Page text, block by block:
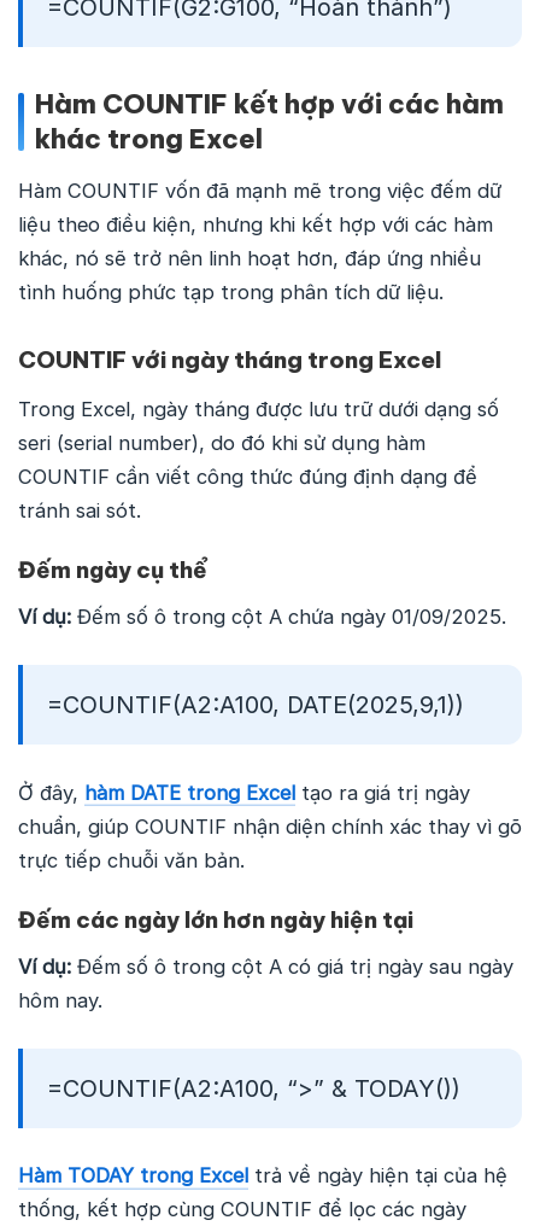
=COUNTIF(G2:G100, “Hoàn thành”)
Hàm COUNTIF kết hợp với các hàm
khác trong Excel
Hàm COUNTIF vốn đã mạnh mẽ trong việc đếm dữ
liệu theo điều kiện, nhưng khi kết hợp với các hàm
khác, nó sẽ trở nên linh hoạt hơn, đáp ứng nhiều
tình huống phức tạp trong phân tích dữ liệu.
COUNTIF với ngày tháng trong Excel
Trong Excel, ngày tháng được lưu trữ dưới dạng số
seri (serial number), do đó khi sử dụng hàm
COUNTIF cần viết công thức đúng định dạng để
tránh sai sót.
Đếm ngày cụ thể
Ví dụ: Đếm số ô trong cột A chứa ngày 01/09/2025.
=COUNTIF(A2:A100, DATE(2025,9,1))
Ở đây, hàm DATE trong Excel tạo ra giá trị ngày
chuẩn, giúp COUNTIF nhận diện chính xác thay vì gõ
trực tiếp chuỗi văn bản.
Đếm các ngày lớn hơn ngày hiện tại
Ví dụ: Đếm số ô trong cột A có giá trị ngày sau ngày
hôm nay.
=COUNTIF(A2:A100, “>” & TODAY())
Hàm TODAY trong Excel trả về ngày hiện tại của hệ
thống, kết hợp cùng COUNTIF để lọc các ngày